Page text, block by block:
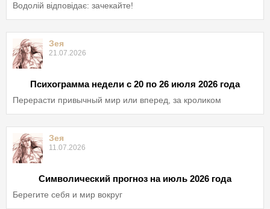
Водолій відповідає: зачекайте!
Зея
21.07.2026
Психограмма недели с 20 по 26 июля 2026 года
Перерасти привычный мир или вперед, за кроликом
Зея
11.07.2026
Символический прогноз на июль 2026 года
Берегите себя и мир вокруг